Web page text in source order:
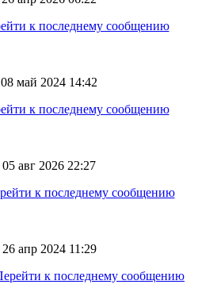
08 май 2024 14:42
05 авг 2026 22:27
26 апр 2024 11:29